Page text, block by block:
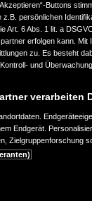
Buttons
z.B. persönlichen
Art. 6 Abs. 1 lit. a
erfolgen kann. Mit
zu. Es besteht
und
verarbeiten
Endgerät.
Zielgruppenforschung